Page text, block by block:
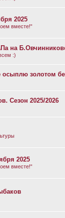
2025
вместе!"
на
:)
осыплю золотом
Сезон 2025/2026
2025
вместе!"